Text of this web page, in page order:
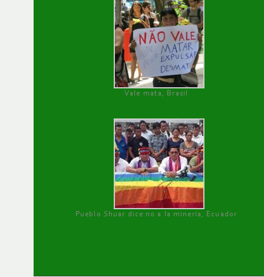
Vale mata, Brasil
Pueblo Shuar dice no a la minería, Ecuador